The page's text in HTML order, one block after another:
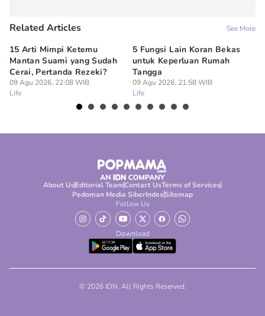
Related Articles See More
15 Arti Mimpi Ketemu
Mantan Suami yang Sudah
Cerai, Pertanda Rezeki?
09 Agu 2026, 22:08 WIB
Life
5 Fungsi Lain Koran Bekas
untuk Keperluan Rumah
Tangga
09 Agu 2026, 21:58 WIB
Life
About UsEditorial TeamContact UsTerms of Services
Pedoman Media SiberIndexSitemap
Follow Us
Download
© 2026 IDN. All Rights Reserved.